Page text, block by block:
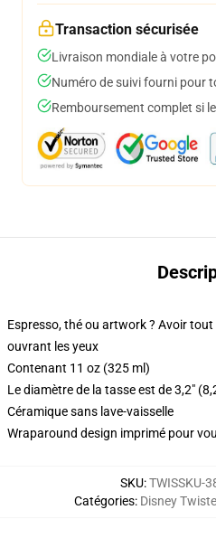
Transaction sécurisée
Livraison mondiale à votre
Numéro de suivi fourni pour
Remboursement complet si
Espresso, thé ou artwork ? Avoir
ouvrant les yeux
Contenant 11 oz (325 ml)
Le diamètre de la tasse est de 3,2"
Céramique sans lave-vaisselle
Wraparound design imprimé pour
SKU:TWISSKU-
Catégories: Disney